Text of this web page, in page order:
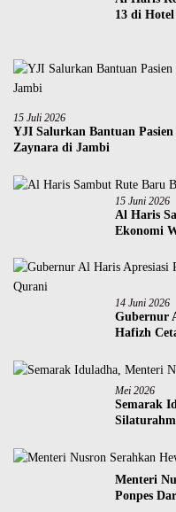
13 di
15 Juli 2026
YJI Salurkan Bantuan
Zaynara di Jambi
15 Juni 2026
Al Haris
Ekonomi
14 Juni 2026
Gubernur
Hafizh
Mei 2026
Semarak
Menteri
Ponpes